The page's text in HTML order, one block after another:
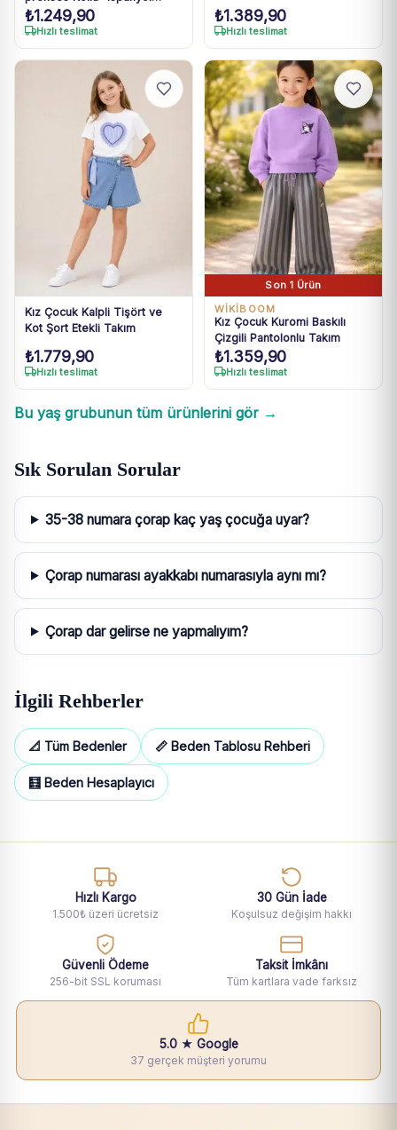
Paçalı Takım
₺1.249,90
Hızlı teslimat
₺1.389,90
Hızlı teslimat
Kız Çocuk Kalpli Tişört ve
Kot Şort Etekli Takım
₺1.779,90
Hızlı teslimat
Son 1 Ürün
WIKIBOOM
Kız Çocuk Kuromi Baskılı
Çizgili Pantolonlu Takım
₺1.359,90
Hızlı teslimat
Bu yaş grubunun tüm ürünlerini gör →
Sık Sorulan Sorular
35-38 numara çorap kaç yaş çocuğa uyar?
Çorap numarası ayakkabı numarasıyla aynı mı?
Çorap dar gelirse ne yapmalıyım?
İlgili Rehberler
📐 Tüm Bedenler 📏 Beden Tablosu Rehberi
🧮 Beden Hesaplayıcı
Hızlı Kargo
1.500₺ üzeri ücretsiz
30 Gün İade
Koşulsuz değişim hakkı
Güvenli Ödeme
256-bit SSL koruması
Taksit İmkânı
Tüm kartlara vade farksız
5.0 ★ Google
37 gerçek müşteri yorumu